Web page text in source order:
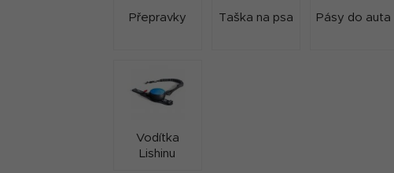
Přepravky Taška na psa Pásy do auta
Vodítka
Lishinu